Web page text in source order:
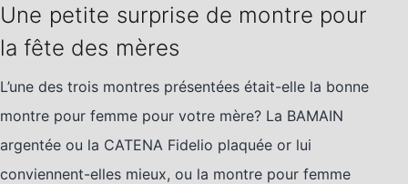
Une petite surprise de montre pour
la fête des mères
L’une des trois montres présentées était-elle la bonne
montre pour femme pour votre mère? La BAMAIN
argentée ou la CATENA Fidelio plaquée or lui
conviennent-elles mieux, ou la montre pour femme